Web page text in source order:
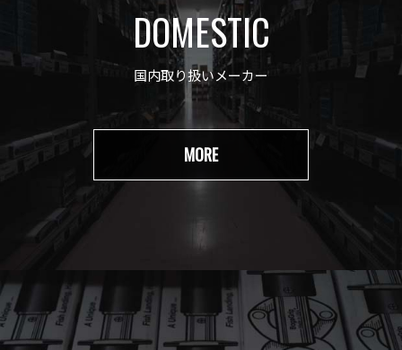
DOMESTIC
国内取り扱いメーカー
MORE